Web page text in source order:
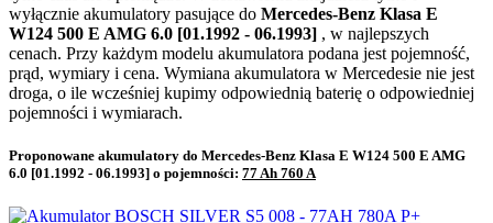
wyłącznie akumulatory pasujące do Mercedes-Benz Klasa E
W124 500 E AMG 6.0 [01.1992 - 06.1993] , w najlepszych
cenach. Przy każdym modelu akumulatora podana jest pojemność,
prąd, wymiary i cena. Wymiana akumulatora w Mercedesie nie jest
droga, o ile wcześniej kupimy odpowiednią baterię o odpowiedniej
pojemności i wymiarach.
Proponowane akumulatory do Mercedes-Benz Klasa E W124 500 E AMG
6.0 [01.1992 - 06.1993] o pojemności: 77 Ah 760 A